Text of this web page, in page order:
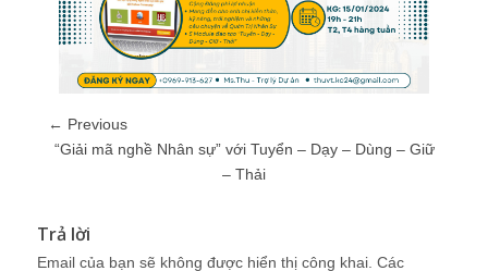
← Previous
“Giải mã nghề Nhân sự” với Tuyển – Dạy – Dùng – Giữ
– Thải
Trả lời
Email của bạn sẽ không được hiển thị công khai. Các